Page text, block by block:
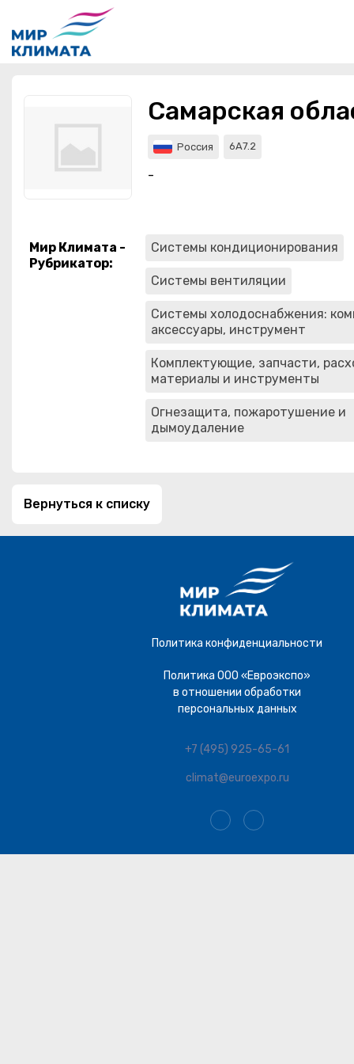
Самарская
Россия 6A7.2
-
Мир Климата -
Рубрикатор:
Системы кондиционирования
Системы вентиляции
Системы холодоснабжения:
аксессуары, инструмент
Комплектующие, запчасти,
материалы и инструменты
Огнезащита, пожаротушение и
дымоудаление
Вернуться к списку
Организациям
СПРАВКА
Политика конфиденциальности
Политика ООО «Евроэкспо»
в отношении обработки
персональных данных
+7 (495) 925-65-61
climat@euroexpo.ru